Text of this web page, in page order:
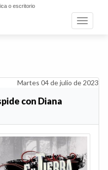
o escritorio
Toggle
Martes 04 de julio de 2023
con Diana